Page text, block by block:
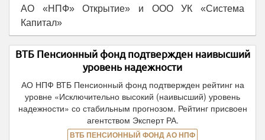
АО «НПФ» Открытие» и ООО УК «Система
Капитал»
ВТБ Пенсионный фонд подтвержден наивысший
уровень надежности
АО НПФ ВТБ Пенсионный фонд подтвержден рейтинг на
уровне «Исключительно высокий (наивысший) уровень
надежности» со стабильным прогнозом. Рейтинг присвоен
агентством Эксперт РА.
ВТБ ПЕНСИОННЫЙ ФОНД АО НПФ